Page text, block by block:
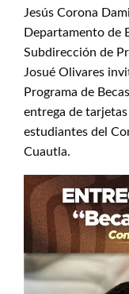
Jesús Corona
Departamento de
Subdirección de
Josué Olivares
Programa de
entrega de
estudiantes del
Cuautla.